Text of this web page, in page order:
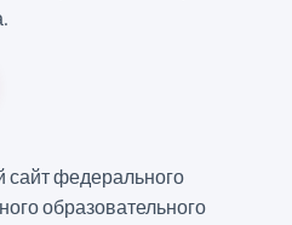
федерального
образовательного